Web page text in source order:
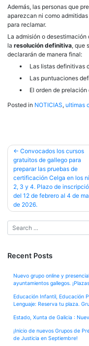
Además, las personas que
aparezcan ni como
para reclamar.
La admisión o
la resolución definitiva, que
declararán de manera final:
Las listas definitivas
Las puntuaciones
El orden de
Posted in NOTICIAS, ultimas
Post
navigation
Convocados los cursos
gratuitos de gallego para
preparar las pruebas de
certificación Celga en los
2, 3 y 4. Plazo de
del 12 de febrero al 4 de
de 2026.
Recent Posts
Nuevo grupo online y
ayuntamientos gallegos.
Educación Infantil, Educación
Lenguaje: Reserva tu plaza.
Estado, Xunta de Galicia :
¡Inicio de nuevos Grupos de
de Justicia en Septiembre!